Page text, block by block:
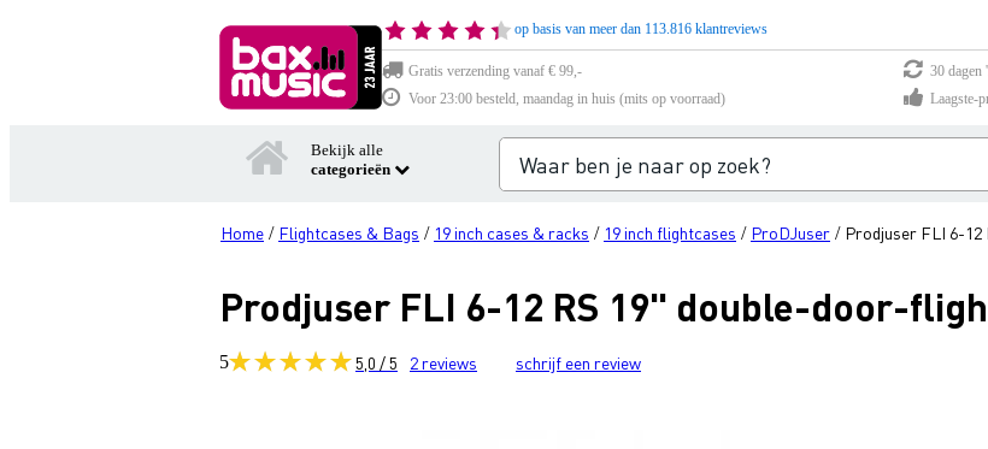
op basis van meer dan 113.816 klantreviews
Gratis verzending vanaf € 99,-
30 dagen
Voor 23:00 besteld, maandag in huis (mits op voorraad)
Laagste-
Bekijk alle
categorieën
Home / Flightcases & Bags / 19 inch cases & racks / 19 inch flightcases / ProDJuser / Prodjuser FLI 6-
Prodjuser FLI 6-12 RS 19" double-door-
5 5,0 / 5 2reviews schrijf een review